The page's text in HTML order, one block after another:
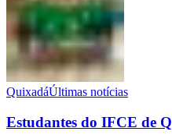
QuixadáÚltimas notícias
Estudantes do IFCE de